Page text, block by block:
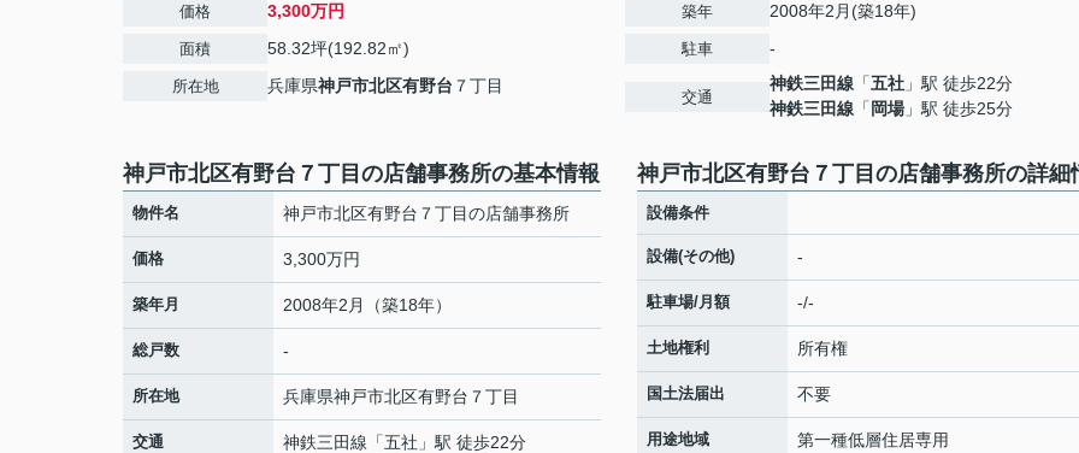
価格 3,300万円
面積 58.32坪(192.82㎡)
所在地 兵庫県神戸市北区有野台 ７丁目
築年 2008年2月(築18年)
駐車 -
交通
神鉄三田線 「五社 」駅 徒歩22分
神鉄三田線 「 岡場」駅 徒歩25分
神戸市北区有野台７丁目の店舗事務所の基本情報
物件名 神戸市北区有野台７丁目の店舗事務所
価格 3,300万円
築年月 2008年2月（築18年）
総戸数 -
所在地 兵庫県神戸市北区有野台 ７丁目
交通 神鉄三田線 「五社 」駅 徒歩22分
神戸市北区有野台７丁目の店舗事務所の詳細
設備条件
設備(その他) -
駐車場/月額 -/-
土地権利 所有権
国土法届出 不要
用途地域 第一種低層住居専用